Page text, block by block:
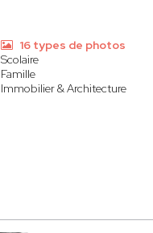
16 types de photos
Scolaire
Famille
Immobilier & Architecture